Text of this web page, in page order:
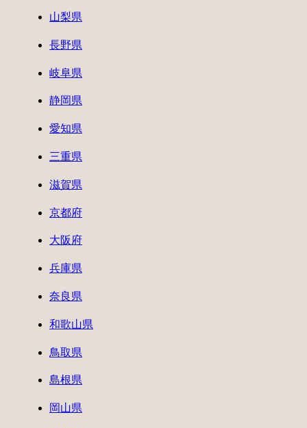
山梨県
長野県
岐阜県
静岡県
愛知県
三重県
滋賀県
京都府
大阪府
兵庫県
奈良県
和歌山県
鳥取県
島根県
岡山県